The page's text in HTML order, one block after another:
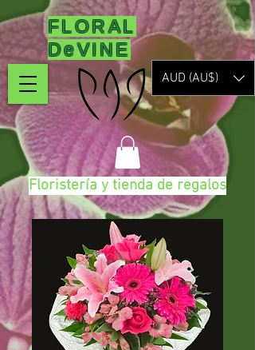
FLORAL
DeVINE
AUD (AU$)
Floristería y tienda de regalos